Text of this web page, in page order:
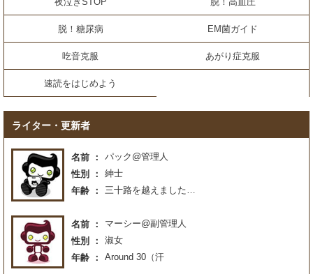
脱！糖尿病 EM菌ガイド
吃音克服 あがり症克服
速読をはじめよう
ライター・更新者
名前
パック@管理人
性別
紳士
年齢
三十路を越えました…
名前
マーシー@副管理人
性別
淑女
年齢
Around 30（汗